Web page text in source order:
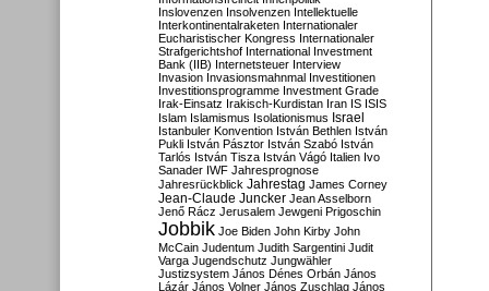
Inslovenzen Insolvenzen Intellektuelle
Interkontinentalraketen Internationaler
Eucharistischer Kongress Internationaler
Strafgerichtshof International Investment
Bank (IIB) Internetsteuer Interview
Invasion Invasionsmahnmal Investitionen
Investitionsprogramme Investment Grade
Irak-Einsatz Irakisch-Kurdistan Iran IS ISIS
Islam Islamismus Isolationismus Israel
Istanbuler Konvention István Bethlen István
Pukli István Pásztor István Szabó István
Tarlós István Tisza István Vágó Italien Ivo
Sanader IWF Jahresprognose
Jahresrückblick Jahrestag James Corney
Jean-Claude Juncker Jean Asselborn
Jenő Rácz Jerusalem Jewgeni Prigoschin
Jobbik Joe Biden John Kirby John
McCain Judentum Judith Sargentini Judit
Varga Jugendschutz Jungwähler
Justizsystem János Dénes Orbán János
Lázár János Volner János Zuschlag János